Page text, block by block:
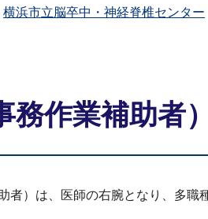
横浜市立脳卒中・神経脊椎センター
作業補助者）
）は、医師の右腕となり、多職